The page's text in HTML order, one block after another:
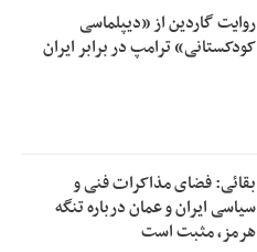
روایت گاردین از «دیپلماسی
کودکستانی» ترامپ در برابر ایران
بقائی: فضای مذاکرات فنی و
سیاسی ایران و عمان درباره تنگه
هرمز، مثبت است